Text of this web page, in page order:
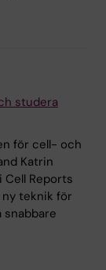
studera
för cell- och
Katrin
Cell Reports
teknik för
snabbare